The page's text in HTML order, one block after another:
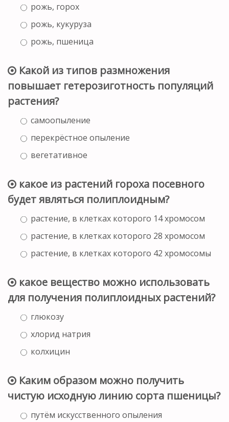
рожь, горох
рожь, кукуруза
рожь, пшеница
Какой из типов размножения
повышает гетерозиготность популяций
растения?
самоопыление
перекрёстное опыление
вегетативное
какое из растений гороха посевного
будет являться полиплоидным?
растение, в клетках которого 14 хромосом
растение, в клетках которого 28 хромосом
растение, в клетках которого 42 хромосомы
какое вещество можно использовать
для получения полиплоидных растений?
глюкозу
хлорид натрия
колхицин
Каким образом можно получить
чистую исходную линию сорта пшеницы?
путём искусственного опыления